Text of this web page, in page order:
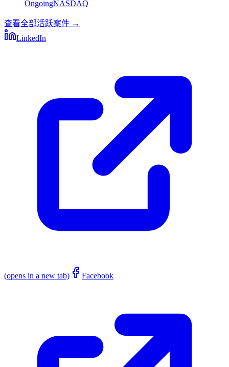
OngoingNASDAQ
查看全部活跃案件 →
LinkedIn
(opens in a new tab) Facebook